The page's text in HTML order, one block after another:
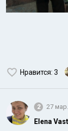
Нравится: 3
2 27
Elena